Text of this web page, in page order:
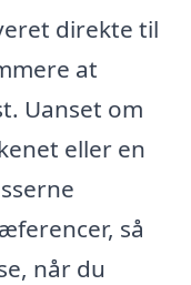
direkte til
at
Uanset om
eller en
så
når du